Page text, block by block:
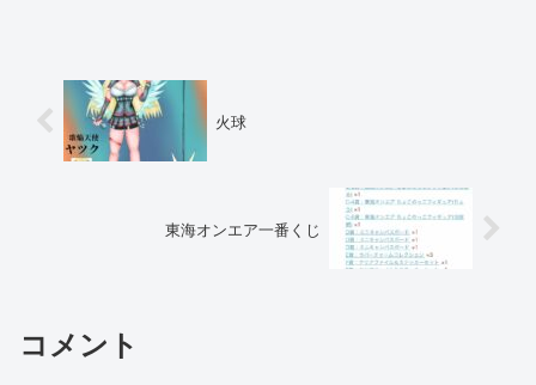
火球
東海オンエア一番くじ
コメント